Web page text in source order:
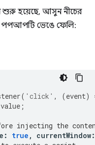
শুরু হয়েছে, আসুন নীচের
পপআপটি ভেঙে ফেলি:
( 'click' , (event)
value ;
injecting the
: true , currentWindow: